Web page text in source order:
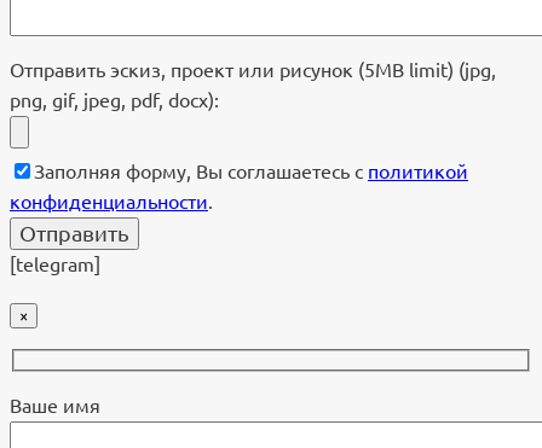
Отправить эскиз, проект или рисунок (5MB limit) (jpg,
png, gif, jpeg, pdf, docx):
Заполняя форму, Вы соглашаетесь с политикой
конфиденциальности
[telegram]
×
Ваше имя